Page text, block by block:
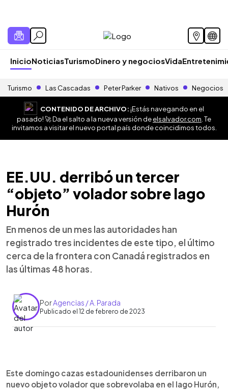
InicioNoticiasTurismoDinero y negociosVida
Turismo Las Cascadas Peter Parker Nativos Negocios
CONTENIDO DE ARCHIVO:¡Estás navegando en el
pasado! 🚀 Da el salto a la nueva versión deelsalvador.com . Te
invitamos a visitar el nuevo portal país donde coincidimos todos.
EE.UU. derribó un tercer
“objeto” volador sobre lago
Hurón
En menos de un mes las autoridades han
registrado tres incidentes de este tipo, el último
cerca de la frontera con Canadá registrados en
las últimas 48 horas.
PorAgencias / A. Parada
Publicado el 12 de febrero de 2023
► Escuchar artículo
Este domingo cazas estadounidenses derribaron un
nuevo objeto volador que sobrevolaba en el lago Hurón,